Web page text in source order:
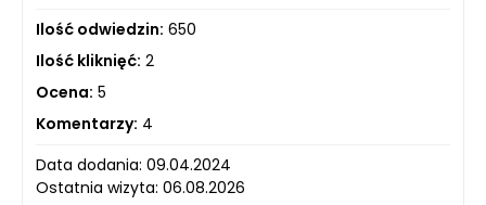
Ilość odwiedzin: 650
Ilość kliknięć: 2
Ocena: 5
Komentarzy: 4
Data dodania: 09.04.2024
Ostatnia wizyta: 06.08.2026